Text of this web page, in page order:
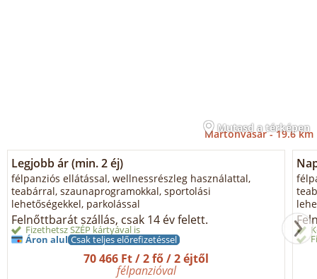
Mutasd a térképen
Martonvásár -19.6 km
Legjobb ár (min. 2 éj)
félpanziós ellátással, wellnessrészleg használattal,
teabárral, szaunaprogramokkal, sportolási
lehetőségekkel, parkolással
Felnőttbarát szállás, csak 14 év felett.
Fizethetsz SZÉP kártyával is
Áron alul Csak teljes előrefizetéssel
70 466 Ft / 2 fő / 2 éjtől
félpanzióval